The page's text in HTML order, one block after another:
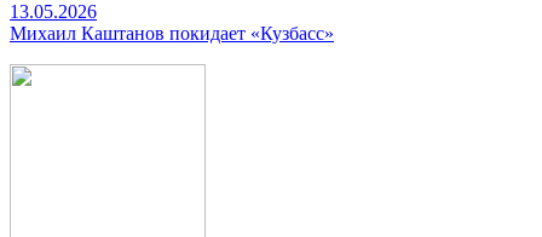
13.05.2026
Михаил Каштанов покидает «Кузбасс»